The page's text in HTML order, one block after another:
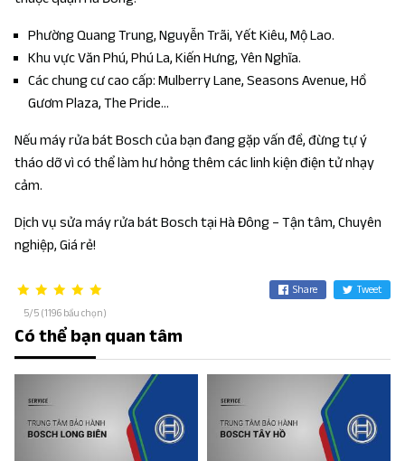
Phường Quang Trung, Nguyễn Trãi, Yết Kiêu, Mộ Lao.
Khu vực Văn Phú, Phú La, Kiến Hưng, Yên Nghĩa.
Các chung cư cao cấp: Mulberry Lane, Seasons Avenue, Hồ
Gươm Plaza, The Pride...
Nếu máy rửa bát Bosch của bạn đang gặp vấn đề, đừng tự ý
tháo dỡ vì có thể làm hư hỏng thêm các linh kiện điện tử nhạy
cảm.
Dịch vụ sửa máy rửa bát Bosch tại Hà Đông – Tận tâm, Chuyên
nghiệp, Giá rẻ!
5/5 (1196 bầu chọn)
Share Tweet
Có thể bạn quan tâm